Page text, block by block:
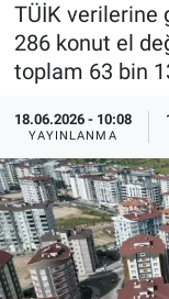
TÜİK verilerine
286 konut el
toplam 63 bin
18.06.2026 - 10:08
YAYINLANMA
Sağlık
Asayiş
İlan -
Yaşam
Sağlık
İlan -